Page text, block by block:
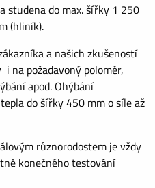
studena do max. šířky 1 250
(hliník).
a našich zkušeností
na požadavoný poloměr,
apod. Ohýbání
do šířky 450 mm o síle až
různorodostem je vždy
konečného testování